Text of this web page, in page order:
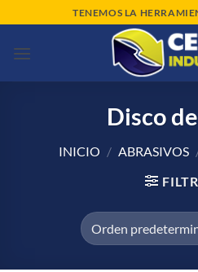
al
contenido
TENEMOS LA
Disco
INICIO / ABRASIVOS